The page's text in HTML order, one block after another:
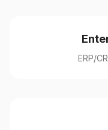
ERP/